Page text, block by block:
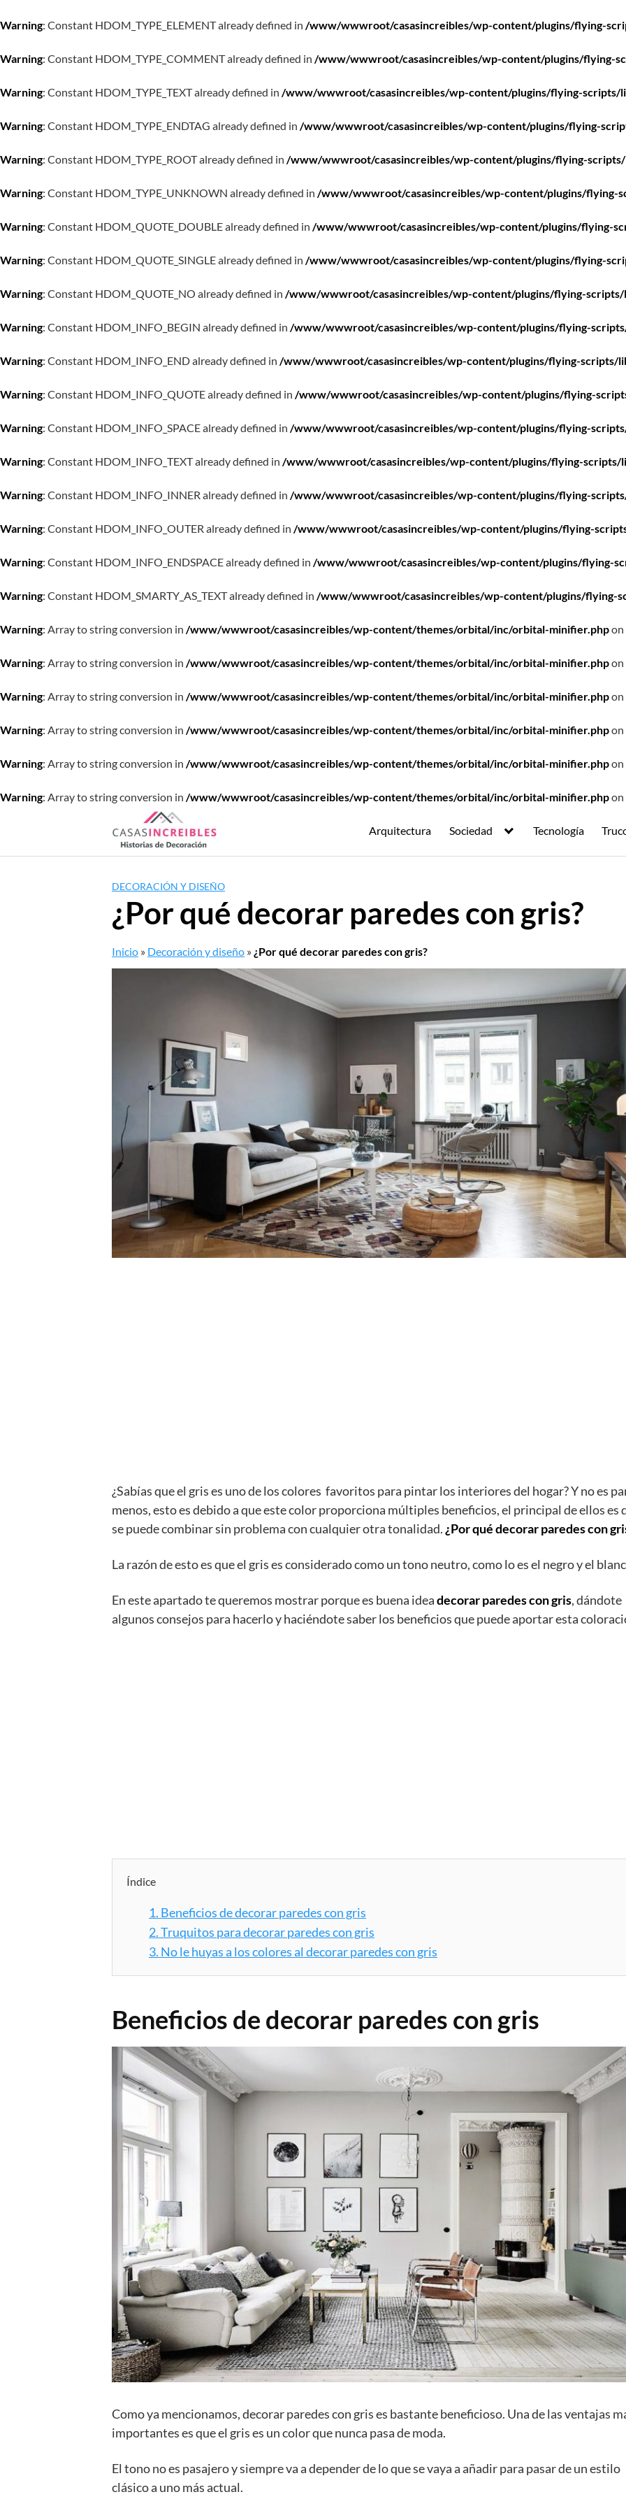
Warning: Constant HDOM_TYPE_ELEMENT already defined in /www/wwwroot/casasincreibles/wp-content/plugins/flying-
Warning: Constant HDOM_TYPE_COMMENT already defined in /www/wwwroot/casasincreibles/wp-content/plugins/flying-
Warning: Constant HDOM_TYPE_TEXT already defined in /www/wwwroot/casasincreibles/wp-content/plugins/flying-scripts/
Warning: Constant HDOM_TYPE_ENDTAG already defined in /www/wwwroot/casasincreibles/wp-content/plugins/flying-
Warning: Constant HDOM_TYPE_ROOT already defined in /www/wwwroot/casasincreibles/wp-content/plugins/flying-
Warning: Constant HDOM_TYPE_UNKNOWN already defined in /www/wwwroot/casasincreibles/wp-content/plugins/flying-
Warning: Constant HDOM_QUOTE_DOUBLE already defined in /www/wwwroot/casasincreibles/wp-content/plugins/flying-
Warning: Constant HDOM_QUOTE_SINGLE already defined in /www/wwwroot/casasincreibles/wp-content/plugins/flying-
Warning: Constant HDOM_QUOTE_NO already defined in /www/wwwroot/casasincreibles/wp-content/plugins/flying-scripts/
Warning: Constant HDOM_INFO_BEGIN already defined in /www/wwwroot/casasincreibles/wp-content/plugins/flying-
Warning: Constant HDOM_INFO_END already defined in /www/wwwroot/casasincreibles/wp-content/plugins/flying-scripts/
Warning: Constant HDOM_INFO_QUOTE already defined in /www/wwwroot/casasincreibles/wp-content/plugins/flying-
Warning: Constant HDOM_INFO_SPACE already defined in /www/wwwroot/casasincreibles/wp-content/plugins/flying-
Warning: Constant HDOM_INFO_TEXT already defined in /www/wwwroot/casasincreibles/wp-content/plugins/flying-scripts/
Warning: Constant HDOM_INFO_INNER already defined in /www/wwwroot/casasincreibles/wp-content/plugins/flying-
Warning: Constant HDOM_INFO_OUTER already defined in /www/wwwroot/casasincreibles/wp-content/plugins/flying-
Warning: Constant HDOM_INFO_ENDSPACE already defined in /www/wwwroot/casasincreibles/wp-content/plugins/flying-
Warning: Constant HDOM_SMARTY_AS_TEXT already defined in /www/wwwroot/casasincreibles/wp-content/plugins/flying-
Warning: Array to string conversion in /www/wwwroot/casasincreibles/wp-content/themes/orbital/inc/orbital-minifier.php
Warning: Array to string conversion in /www/wwwroot/casasincreibles/wp-content/themes/orbital/inc/orbital-minifier.php
Warning: Array to string conversion in /www/wwwroot/casasincreibles/wp-content/themes/orbital/inc/orbital-minifier.php
Warning: Array to string conversion in /www/wwwroot/casasincreibles/wp-content/themes/orbital/inc/orbital-minifier.php
Warning: Array to string conversion in /www/wwwroot/casasincreibles/wp-content/themes/orbital/inc/orbital-minifier.php
Warning: Array to string conversion in /www/wwwroot/casasincreibles/wp-content/themes/orbital/inc/orbital-minifier.php
Arquitectura Sociedad Tecnología
DECORACIÓN Y DISEÑO
¿Por qué decorar paredes con gris?
Inicio » Decoración y diseño » ¿Por qué decorar paredes con gris?
¿Sabías que el gris es uno de los colores favoritos para pintar los interiores del hogar? Y no es
menos, esto es debido a que este color proporciona múltiples beneficios, el principal de ellos es
se puede combinar sin problema con cualquier otra tonalidad. ¿Por qué decorar paredes con
La razón de esto es que el gris es considerado como un tono neutro, como lo es el negro y el
En este apartado te queremos mostrar porque es buena ideadecorar paredes con gris, dándote
algunos consejos para hacerlo y haciéndote saber los beneficios que puede aportar esta
Índice
1. Beneficios de decorar paredes con gris
2.Truquitos para decorar paredes con gris
3. No le huyas a los colores al decorar paredes con gris
Beneficios de decorar paredes con gris
Como ya mencionamos, decorar paredes con gris es bastante beneficioso. Una de las ventajas
importantes es que el gris es un color que nunca pasa de moda.
El tono no es pasajero y siempre va a depender de lo que se vaya a añadir para pasar de un estilo
clásico a uno más actual.